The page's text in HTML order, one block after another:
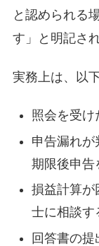
と認められる
す」と明記さ
実務上は、以
照会を受け
申告漏れが
期限後申告
損益計算が
士に相談す
回答書の